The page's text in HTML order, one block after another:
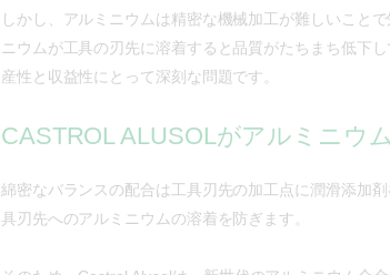
しかし、アルミニウムは精密な機械加工が難しいこと
ニウムが工具の刃先に溶着すると品質がたちまち低下
産性と収益性にとって深刻な問題です。
CASTROL ALUSOLがアルミニウ
綿密なバランスの配合は工具刃先の加工点に潤滑添加
具刃先へのアルミニウムの溶着を防ぎます。